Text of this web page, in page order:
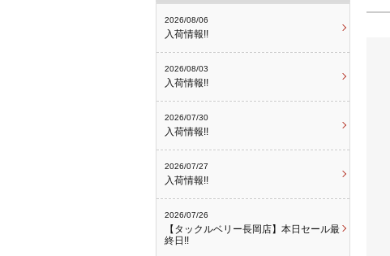
2026/08/06
入荷情報!!
2026/08/03
入荷情報!!
2026/07/30
入荷情報!!
2026/07/27
入荷情報!!
2026/07/26
【タックルベリー長岡店】本日セール最
終日!!